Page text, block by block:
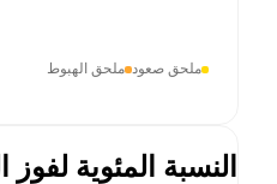
ملحق صعود ملحق الهبوط
النسبة المئوية لفوز